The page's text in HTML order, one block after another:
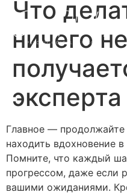
Что
ничего не
эксперта
Главное — продолжайте
находить вдохновение
Помните, что каждый
прогрессом, даже если
вашими ожиданиями.